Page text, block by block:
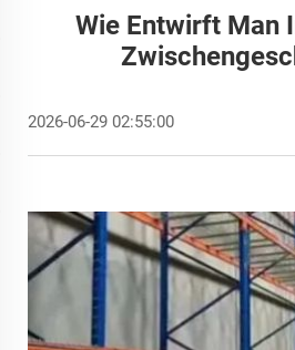
Wie Entwirft Man
2026-06-29 02:55:00